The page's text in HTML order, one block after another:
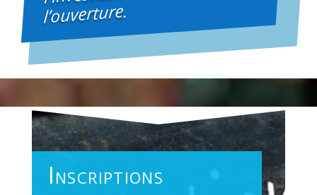
l’ouverture.
Inscriptions